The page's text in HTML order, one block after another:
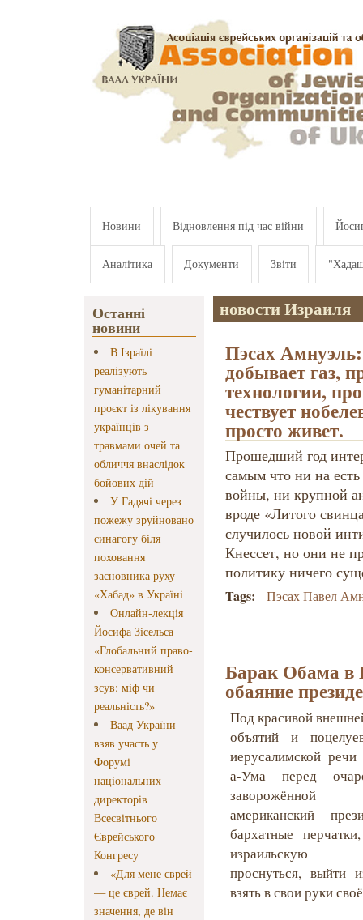
Новини Відновлення під час війни
Аналітика Документи Звіти
Останні
новини
В Ізраїлі
реалізують
гуманітарний
проєкт із лікування
українців з
травмами очей та
обличчя внаслідок
бойових дій
У Гадячі через
пожежу зруйновано
синагогу біля
поховання
засновника руху
«Хабад» в Україні
Онлайн-лекція
Йосифа Зісельса
«Глобальний право-
консервативний
зсув: міф чи
реальність?»
Ваад України
взяв участь у
Форумі
національних
директорів
Всесвітнього
Єврейського
Конгресу
«Для мене єврей
— це єврей. Немає
значення, де він
новости Израиля
Пэсах
добывает газ,
технологии,
чествует
просто живет.
Прошедший год
самым что ни на
войны, ни крупной
вроде «Литого
случилось новой
Кнессет, но они не
политику ничего
Tags: Пэсах Павел
Барак Обама в
обаяние
Под красивой
объятий и
иерусалимской
а-Ума перед
заворожённой
американский
бархатные
израильскую
проснуться, выйти
взять в свои руки